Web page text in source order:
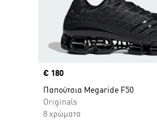
Price
€ 180
Παπούτσια Megaride F50
Originals
8 χρώματα